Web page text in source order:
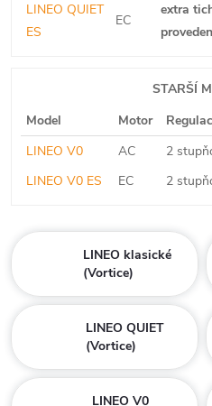
LINEO QUIET
ES
EC
extra
STARŠÍ
Model
Motor
LINEO V0
AC
2
LINEO V0 ES
EC 2
LINEO klasické
(Vortice)
LINEO QUIET
(Vortice)
LINEO V0